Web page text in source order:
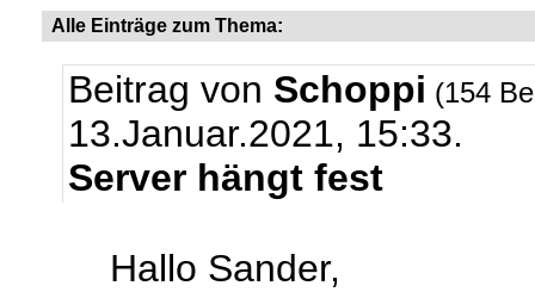
Alle Einträge zum Thema:
Beitrag von Schoppi (154
13.Januar.2021, 15:33.
Server hängt fest
Hallo Sander,